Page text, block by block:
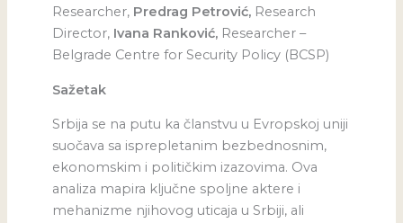
Researcher, Predrag Petrović,Research
Director, Ivana Ranković,Researcher –
Belgrade Centre for Security Policy (BCSP)
Sažetak
Srbija se na putu ka članstvu u Evropskoj uniji
suočava sa isprepletanim bezbednosnim,
ekonomskim i političkim izazovima. Ova
analiza mapira ključne spoljne aktere i
mehanizme njihovog uticaja u Srbiji, ali